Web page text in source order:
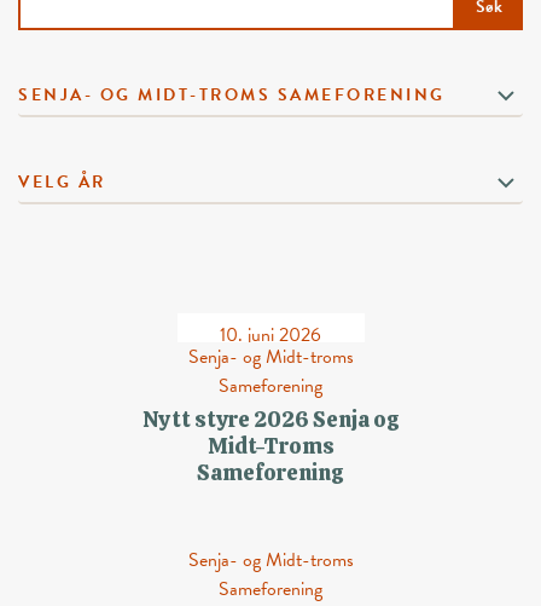
Søk
SENJA- OG MIDT-TROMS SAMEFORENING
VELG ÅR
10. juni 2026
Senja- og Midt-troms
Sameforening
Nytt styre 2026 Senja og
Midt-Troms
Sameforening
Senja- og Midt-troms
Sameforening